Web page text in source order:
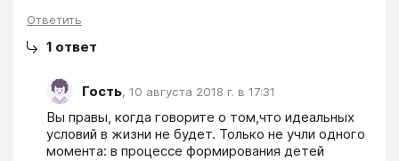
Ответить
1 ответ
Гость, 10 августа 2018 г. в 17:31
Вы правы, когда говорите о том,что идеальных
условий в жизни не будет. Только не учли одного
момента: в процессе формирования детей